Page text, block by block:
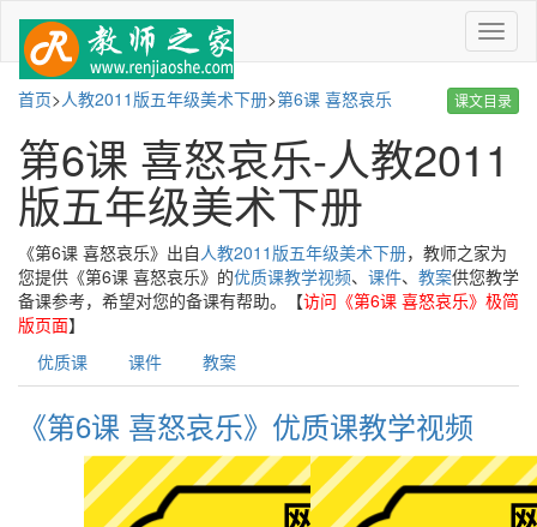
菜
单
课文目录
首页>人教2011版五年级美术下册>第6课 喜怒哀乐
第6课 喜怒哀乐-人教2011
版五年级美术下册
《第6课 喜怒哀乐》出自人教2011版五年级美术下册，教师之家为
您提供《第6课 喜怒哀乐》的优质课教学视频、 课件、 教案供您教学
备课参考，希望对您的备课有帮助。【访问《第6课 喜怒哀乐》极简
版页面】
优质课
课件 教案
《第6课 喜怒哀乐》优质课教学视频